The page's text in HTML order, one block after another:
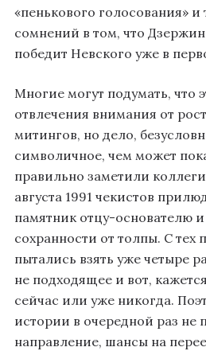
«пенькового голосования» и
сомнений в том, что
победит Невского уже в
Многие могут подумать, что
отвлечения внимания от
митингов, но дело,
символичное, чем может
правильно заметили
августа 1991 чекистов
памятник отцу-основателю и
сохранности от толпы. С тех
пытались взять уже четыре
не подходящее и вот,
сейчас или уже никогда.
истории в очередной раз не
направление, шансы на